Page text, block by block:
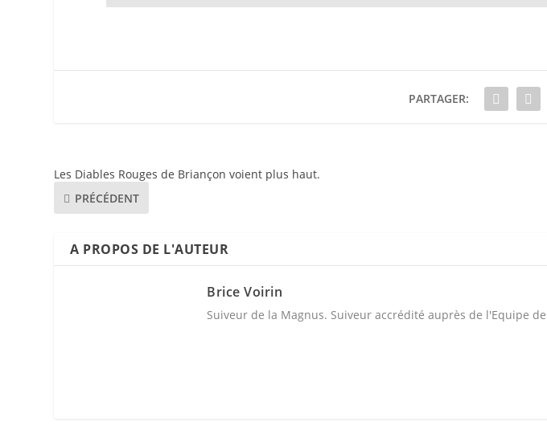
PARTAGER:
Les Diables Rouges de Briançon voient plus haut.
PRÉCÉDENT
A PROPOS DE L'AUTEUR
Brice Voirin
Suiveur de la Magnus. Suiveur accrédité auprès de l'Equipe